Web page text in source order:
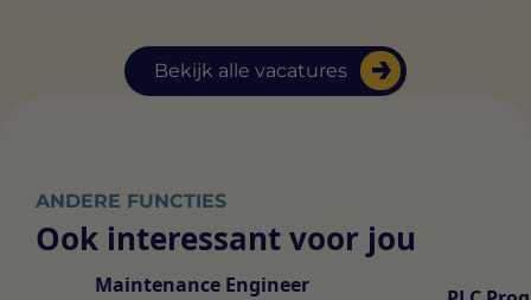
Bekijk alle vacatures
ANDERE FUNCTIES
Ook interessant voor jou
Maintenance Engineer